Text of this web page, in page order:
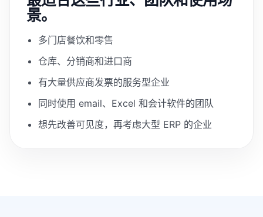
景。
多门店餐饮和零售
仓库、分销商和进口商
有大量供应商发票的服务型企业
同时使用 email、Excel 和会计软件的团队
想先改善可见度，再考虑大型 ERP 的企业